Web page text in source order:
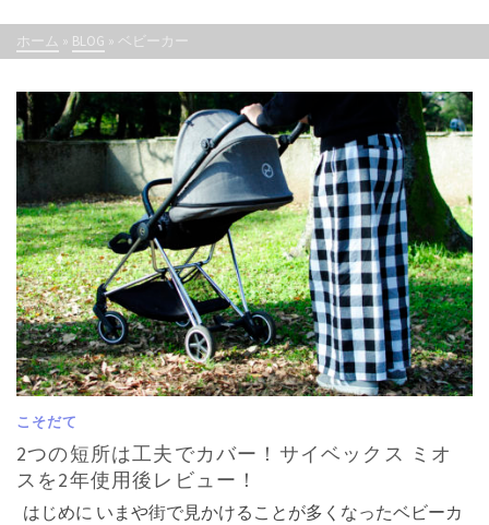
ホーム » BLOG » ベビーカー
こそだて
2つの短所は工夫でカバー！サイベックス ミオ
スを2年使用後レビュー！
はじめに いまや街で見かけることが多くなったベビーカ